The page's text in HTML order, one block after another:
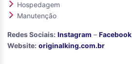
Hospedagem
Manutenção
Redes Sociais: Instagram – Facebook
Website: originalking.com.br